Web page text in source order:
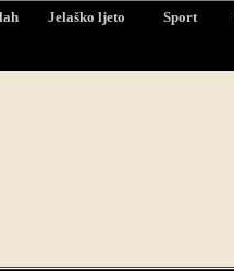
Jelaško ljeto Sport